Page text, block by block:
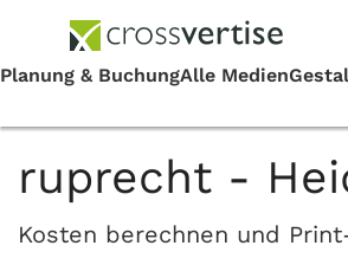
ruprecht -
Kosten berechnen und